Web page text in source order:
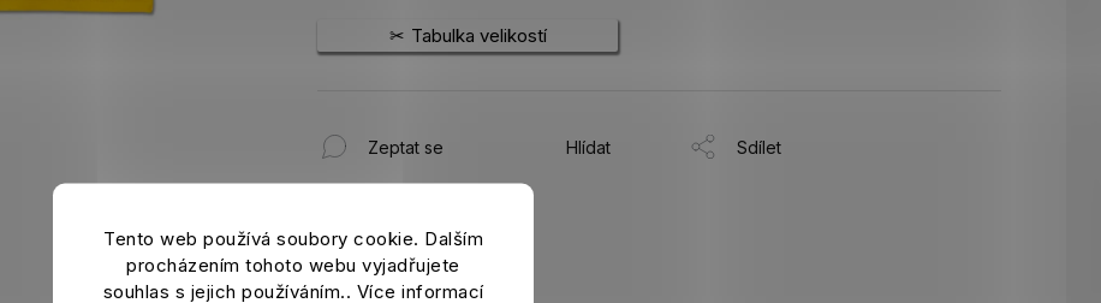
Tento web používá soubory cookie. Dalším
procházením tohoto webu vyjadřujete
souhlas s jejich používáním.. Více informací
Tabulka velikostí
Zeptat se Hlídat Sdílet